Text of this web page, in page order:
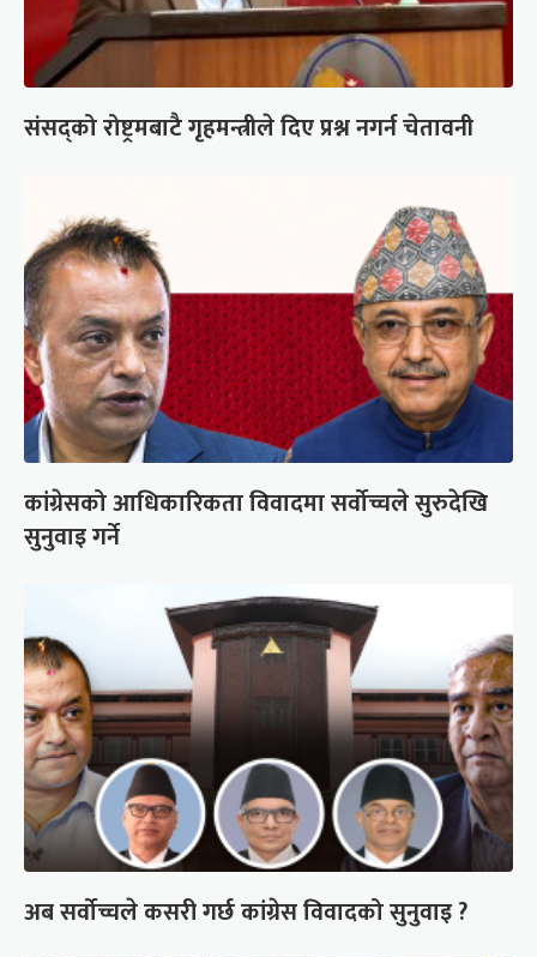
संसद्को रोष्ट्रमबाटै गृहमन्त्रीले दिए प्रश्न नगर्न चेतावनी
कांग्रेसको आधिकारिकता विवादमा सर्वोच्चले सुरुदेखि
सुनुवाइ गर्ने
अब सर्वोच्चले कसरी गर्छ कांग्रेस विवादको सुनुवाइ ?